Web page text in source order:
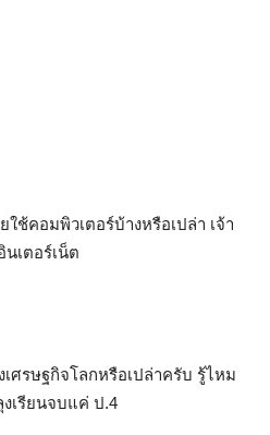
ช้คอมพิวเตอร์บ้างหรือเปล่า เจ้า
เตอร์เน็ต
เศรษฐกิจโลกหรือเปล่าครับ รู้ไหม
เรียนจบแค่ ป.4